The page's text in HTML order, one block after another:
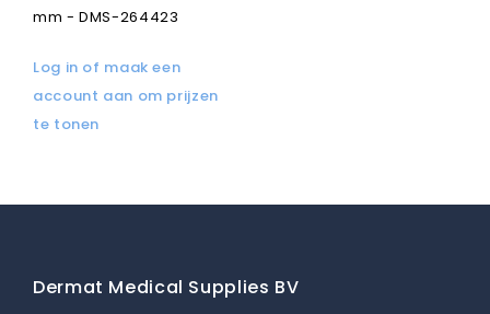
mm - DMS-264423
Log in of maak een
account aan om prijzen
te tonen
Dermat Medical Supplies BV